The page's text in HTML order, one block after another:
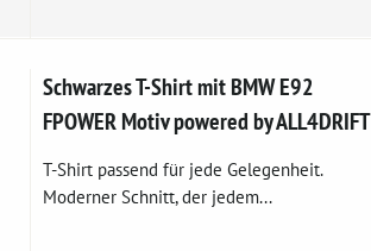
Schwarzes T-Shirt mit BMW E92
FPOWER Motiv powered by ALL4DRIFT
T-Shirt passend für jede Gelegenheit.
Moderner Schnitt, der jedem...